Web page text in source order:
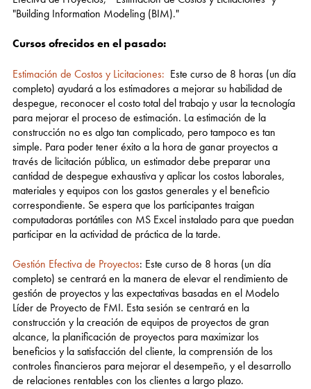
"Building Information Modeling (BIM)."
Cursos ofrecidos en el pasado:
Estimación de Costos y Licitaciones: Este curso de 8 horas (un día
completo) ayudará a los estimadores a mejorar su habilidad de
despegue, reconocer el costo total del trabajo y usar la tecnología
para mejorar el proceso de estimación. La estimación de la
construcción no es algo tan complicado, pero tampoco es tan
simple. Para poder tener éxito a la hora de ganar proyectos a
través de licitación pública, un estimador debe preparar una
cantidad de despegue exhaustiva y aplicar los costos laborales,
materiales y equipos con los gastos generales y el beneficio
correspondiente. Se espera que los participantes traigan
computadoras portátiles con MS Excel instalado para que puedan
participar en la actividad de práctica de la tarde.
Gestión Efectiva de Proyectos: Este curso de 8 horas (un día
completo) se centrará en la manera de elevar el rendimiento de
gestión de proyectos y las expectativas basadas en el Modelo
Líder de Proyecto de FMI. Esta sesión se centrará en la
construcción y la creación de equipos de proyectos de gran
alcance, la planificación de proyectos para maximizar los
beneficios y la satisfacción del cliente, la comprensión de los
controles financieros para mejorar el desempeño, y el desarrollo
de relaciones rentables con los clientes a largo plazo.